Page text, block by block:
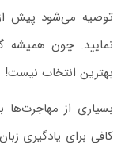
توصیه می‌شود پیش از
نمایید. چون همیشه
بهترین انتخاب نیست!
بسیاری از
کافی برای یادگیری